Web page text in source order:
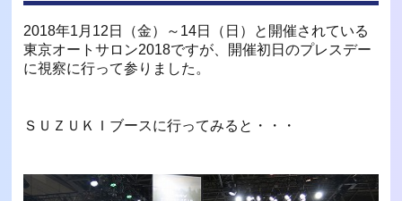
2018年1月12日（金）～14日（日）と開催されている
東京オートサロン2018ですが、開催初日のプレスデー
に視察に行って参りました。
ＳＵＺＵＫＩブースに行ってみると・・・